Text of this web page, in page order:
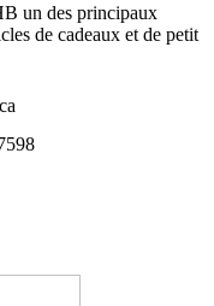
un des principaux
de cadeaux et de petit